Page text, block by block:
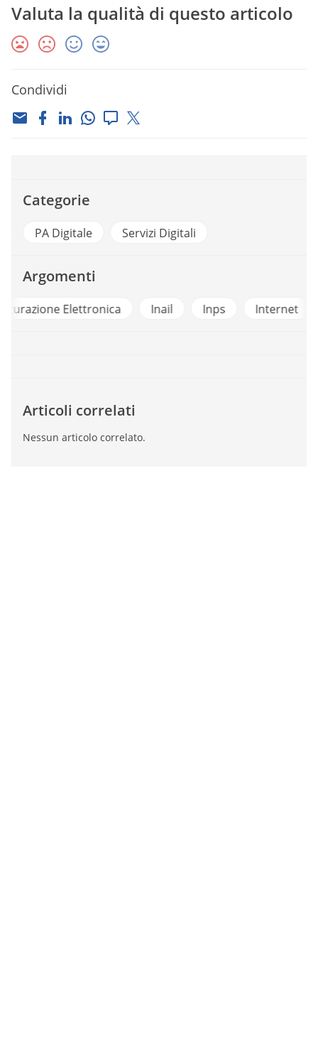
Valuta la qualità di questo articolo
Condividi
Categorie
PA Digitale Servizi Digitali
Argomenti
Inail Inps Internet Istat
Articoli correlati
Nessun articolo correlato.